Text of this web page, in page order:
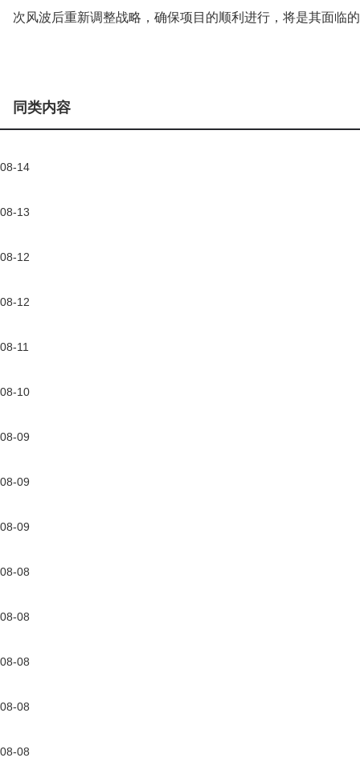
次风波后重新调整战略，确保项目的顺利进行，将是其面临
同类内容
08-14
08-13
08-12
08-12
08-11
08-10
08-09
08-09
08-09
08-08
08-08
08-08
08-08
08-08